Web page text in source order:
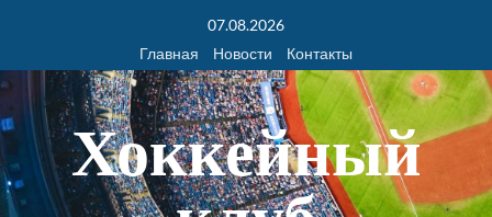
07.08.2026
Главная
Новости Контакты
Хоккейный